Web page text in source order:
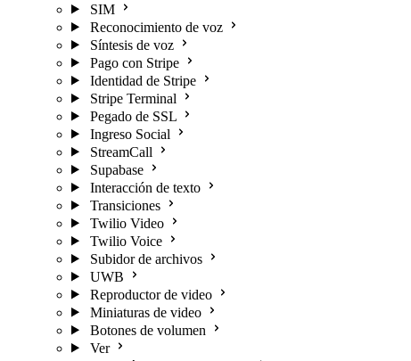
SIM
Reconocimiento de voz
Síntesis de voz
Pago con Stripe
Identidad de Stripe
Stripe Terminal
Pegado de SSL
Ingreso Social
StreamCall
Supabase
Interacción de texto
Transiciones
Twilio Video
Twilio Voice
Subidor de archivos
UWB
Reproductor de video
Miniaturas de video
Botones de volumen
Ver